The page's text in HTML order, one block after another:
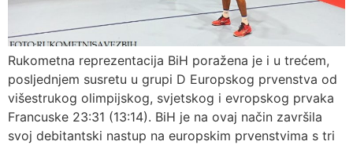
Rukometna reprezentacija BiH poražena je i u trećem,
posljednjem susretu u grupi D Europskog prvenstva od
višestrukog olimpijskog, svjetskog i evropskog prvaka
Francuske 23:31 (13:14). BiH je na ovaj način završila
svoj debitantski nastup na europskim prvenstvima s tri